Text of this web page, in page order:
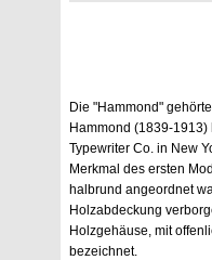
Die "Hammond"
Hammond (1839-
Typewriter Co. in New
Merkmal des ersten
halbrund angeordnet
Holzabdeckung
Holzgehäuse, mit
bezeichnet.